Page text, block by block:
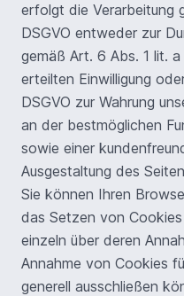
erfolgt die Verarbeitung
DSGVO entweder zur
gemäß Art. 6 Abs. 1 lit. a
erteilten Einwilligung
DSGVO zur Wahrung
an der bestmöglichen
sowie einer
Ausgestaltung des
Sie können Ihren
das Setzen von
einzeln über deren
Annahme von Cookies
generell ausschließen